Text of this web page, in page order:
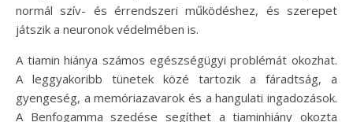
normál szív- és érrendszeri működéshez, és szerepet
játszik a neuronok védelmében is.
A tiamin hiánya számos egészségügyi problémát okozhat.
A leggyakoribb tünetek közé tartozik a fáradtság, a
gyengeség, a memóriazavarok és a hangulati ingadozások.
A Benfogamma szedése segíthet a tiaminhiány okozta